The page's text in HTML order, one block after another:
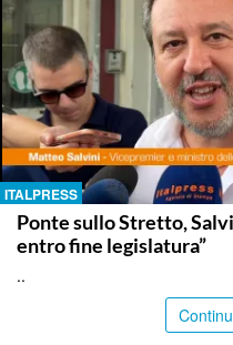
ITALPRESS
Ponte sullo Stretto,
entro fine legislatura”
..